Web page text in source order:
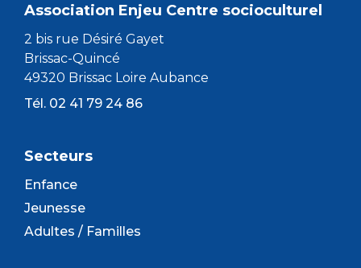
Association Enjeu Centre socioculturel
2 bis rue Désiré Gayet
Brissac-Quincé
49320 Brissac Loire Aubance
Tél. 02 41 79 24 86
Secteurs
Enfance
Jeunesse
Adultes / Familles